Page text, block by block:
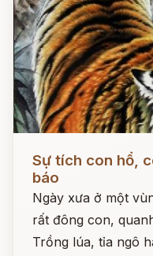
Sự tích con hổ,
báo
Ngày xưa ở một
rất đông con,
Trồng lúa, tỉa ngô